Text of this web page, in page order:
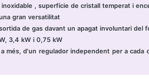
, superfície de cristall temperat i
gran versatilitat
de gas davant un apagat involuntari del
3,4 kW i 0,75 kW
més, d'un regulador independent per a